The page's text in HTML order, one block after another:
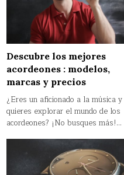
Descubre los mejores
acordeones : modelos,
marcas y precios
¿Eres un aficionado a la música y
quieres explorar el mundo de los
acordeones? ¡No busques más!…